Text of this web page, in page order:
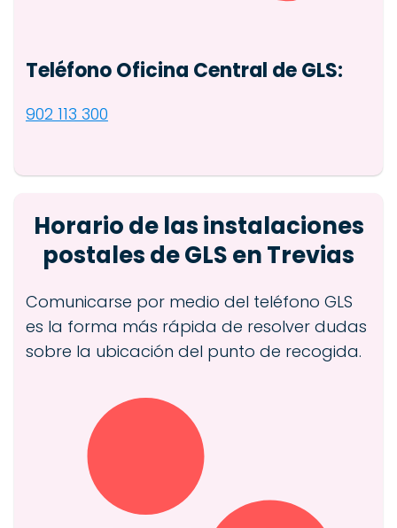
Teléfono Oficina Central de GLS:
902 113 300
Horario de las instalaciones
postales de GLS en Trevias
Comunicarse por medio del teléfono GLS
es la forma más rápida de resolver dudas
sobre la ubicación del punto de recogida.